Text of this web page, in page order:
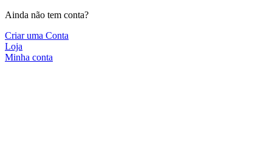
Ainda não tem conta?
Criar uma Conta
Loja
Minha conta